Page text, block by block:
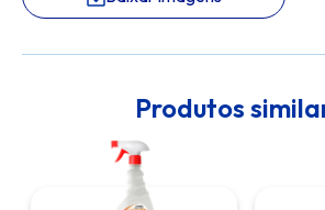
Produtos